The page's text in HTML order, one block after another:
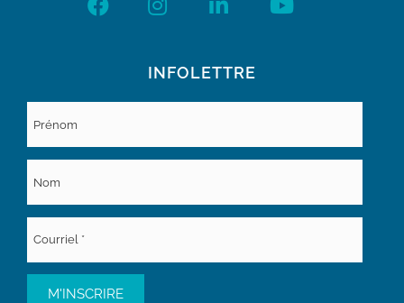
INFOLETTRE